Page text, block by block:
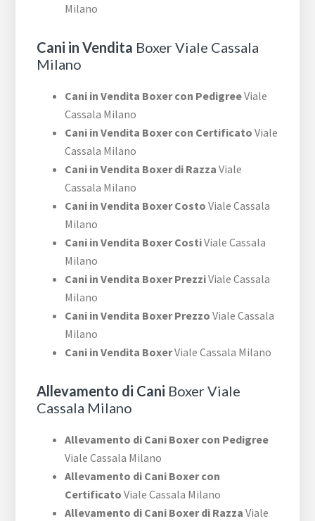
Milano
Cani in Vendita Boxer Viale Cassala
Milano
Cani in Vendita Boxer con PedigreeViale
Cassala Milano
Cani in Vendita Boxer con Certificato Viale
Cassala Milano
Cani in Vendita Boxer di Razza Viale
Cassala Milano
Cani in Vendita Boxer Costo Viale Cassala
Milano
Cani in Vendita Boxer CostiViale Cassala
Milano
Cani in Vendita Boxer PrezziViale Cassala
Milano
Cani in Vendita Boxer Prezzo Viale Cassala
Milano
Cani in Vendita BoxerViale Cassala Milano
Allevamento di Cani Boxer Viale
Cassala Milano
Allevamento di Cani Boxer con Pedigree
Viale Cassala Milano
Allevamento di Cani Boxer con
Certificato Viale Cassala Milano
Allevamento di Cani Boxer di Razza Viale